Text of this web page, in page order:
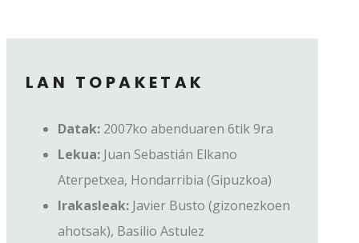
LAN TOPAKETAK
Datak: 2007ko abenduaren 6tik 9ra
Lekua: Juan Sebastián Elkano
Aterpetxea, Hondarribia (Gipuzkoa)
Irakasleak: Javier Busto (gizonezkoen
ahotsak), Basilio Astulez